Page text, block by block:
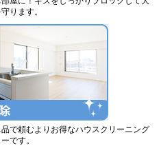
ります。
で頼むよりお得なハウスクリーニング
です。